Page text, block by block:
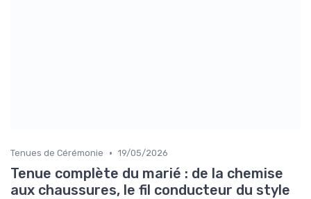
Tenues de Cérémonie • 19/05/2026
Tenue complète du marié : de la chemise
aux chaussures, le fil conducteur du style